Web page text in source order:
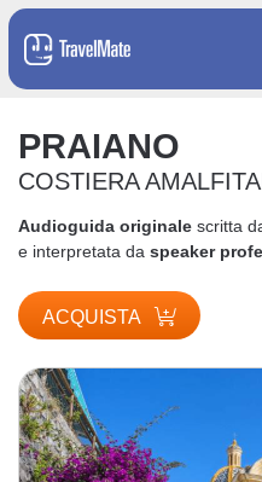
PRAIANO
COSTIERA
Audioguida originale scritta
e interpretata da speaker
ACQUISTA